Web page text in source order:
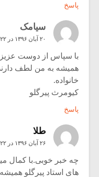
پاسخ
سیامک
۲۰ آبان ۱۳۹۶ در ۳:۲۲ ب٫ظ
با سپاس از دوست عزیز
همیشه به من لطف
خانواده.
کیومرث پیرگلو
پاسخ
طلا
۲۶ آبان ۱۳۹۶ در ۷:۲۲ ب٫ظ
چه خبر خوبی.با کمال
های استاد پیرگلو